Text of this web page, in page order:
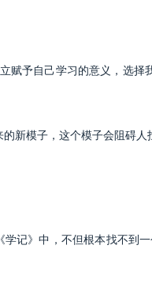
予自己学习的意义，选择
模子，这个模子会阻碍人
》中，不但根本找不到一